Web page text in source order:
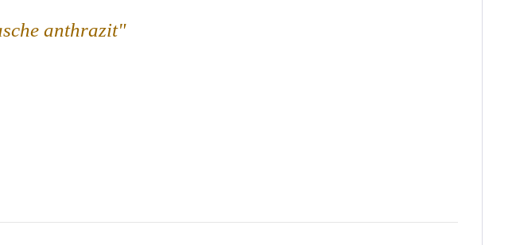
anthrazit"